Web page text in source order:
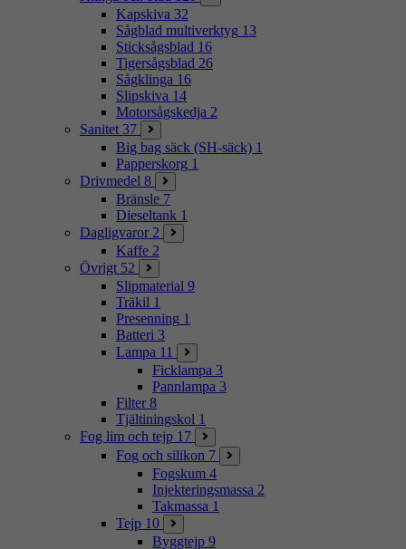
Kapskiva 32
Sågblad multiverktyg 13
Sticksågsblad 16
Tigersågsblad 26
Sågklinga 16
Slipskiva 14
Motorsågskedja 2
Sanitet 37
Big bag säck (SH-säck) 1
Papperskorg 1
Drivmedel 8
Bränsle 7
Dieseltank 1
Dagligvaror 2
Kaffe 2
Övrigt 52
Slipmaterial 9
Träkil 1
Presenning 1
Batteri 3
Lampa 11
Ficklampa 3
Pannlampa 3
Filter 8
Tjältiningskol 1
Fog lim och tejp 17
Fog och silikon 7
Fogskum 4
Injekteringsmassa 2
Takmassa 1
Tejp 10
Byggtejp 9